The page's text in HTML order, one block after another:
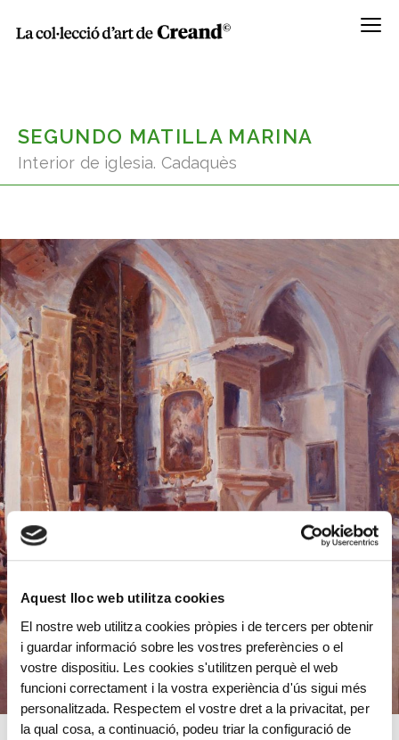
Aquest lloc web utilitza cookies
El nostre web utilitza cookies pròpies i de tercers per obtenir
i guardar informació sobre les vostres preferències o el
vostre dispositiu. Les cookies s'utilitzen perquè el web
funcioni correctament i la vostra experiència d'ús sigui més
personalitzada. Respectem el vostre dret a la privacitat, per
la qual cosa, a continuació, podeu triar la configuració de
Menú
SEGUNDO MATILLA MARINA
Interior de iglesia. Cadaquès